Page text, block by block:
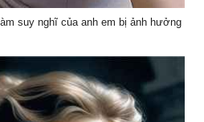
suy nghĩ của anh em bị ảnh hưởng